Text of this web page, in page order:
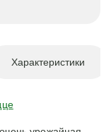
Характеристики